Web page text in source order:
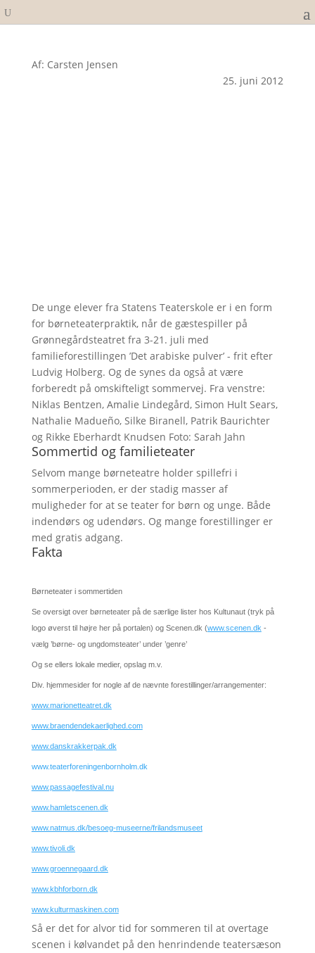
Af: Carsten Jensen
25. juni 2012
De unge elever fra Statens Teaterskole er i en form
for børneteaterpraktik, når de gæstespiller på
Grønnegårdsteatret fra 3-21. juli med
familieforestillingen ’Det arabiske pulver’ - frit efter
Ludvig Holberg. Og de synes da også at være
forberedt på omskifteligt sommervej. Fra venstre:
Niklas Bentzen, Amalie Lindegård, Simon Hult Sears,
Nathalie Madueño, Silke Biranell, Patrik Baurichter
og Rikke Eberhardt Knudsen Foto: Sarah Jahn
Sommertid og familieteater
Selvom mange børneteatre holder spillefri i
sommerperioden, er der stadig masser af
muligheder for at se teater for børn og unge. Både
indendørs og udendørs. Og mange forestillinger er
med gratis adgang.
Fakta
Børneteater i sommertiden
Se oversigt over børneteater på de særlige lister hos Kultunaut (tryk på
logo øverst til højre her på portalen) og Scenen.dk (www.scenen.dk -
vælg ’børne- og ungdomsteater’ under ’genre’
Og se ellers lokale medier, opslag m.v.
Div. hjemmesider for nogle af de nævnte forestillinger/arrangementer:
www.marionetteatret.dk
www.braendendekaerlighed.com
www.danskrakkerpak.dk
www.teaterforeningenbornholm.dk
www.passagefestival.nu
www.hamletscenen.dk
www.natmus.dk/besoeg-museerne/frilandsmuseet
www.tivoli.dk
www.groennegaard.dk
www.kbhforborn.dk
www.kulturmaskinen.com
Så er det for alvor tid for sommeren til at overtage
scenen i kølvandet på den henrindende teatersæson